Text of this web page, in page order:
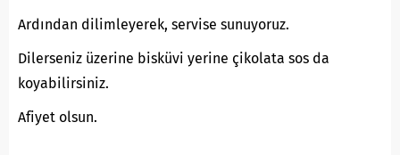
Ardından dilimleyerek, servise sunuyoruz.
Dilerseniz üzerine bisküvi yerine çikolata sos da
koyabilirsiniz.
Afiyet olsun.